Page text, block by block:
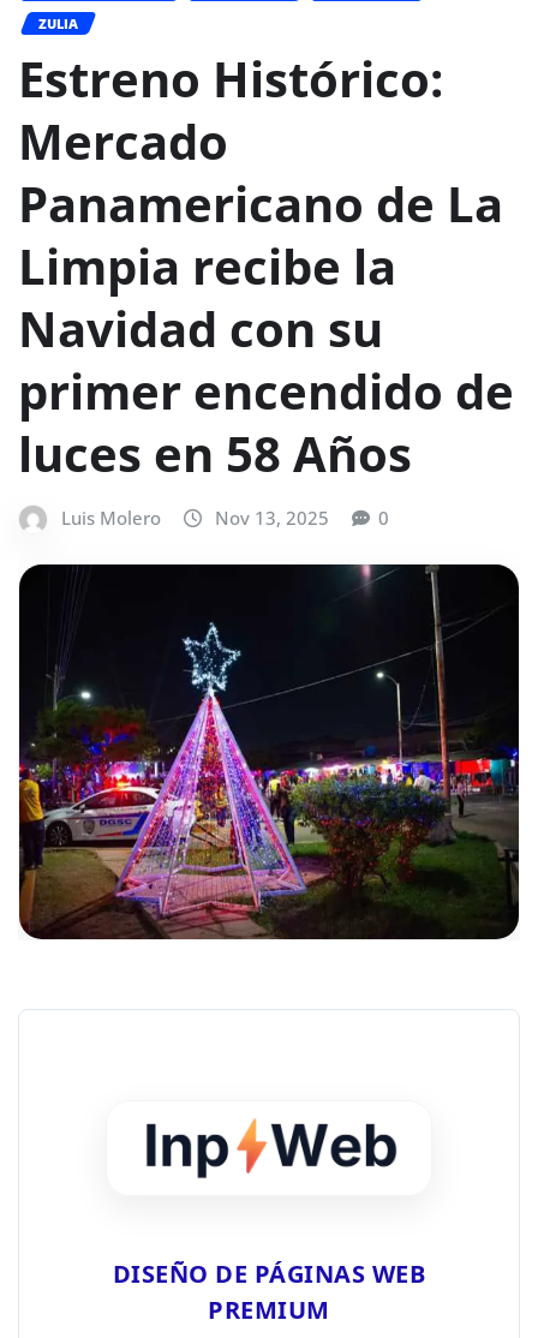
ZULIA
Estreno Histórico:
Mercado
Panamericano de La
Limpia recibe la
Navidad con su
primer encendido de
luces en 58 Años
Luis Molero Nov 13, 2025 0
DISEÑO DE PÁGINAS WEB
PREMIUM